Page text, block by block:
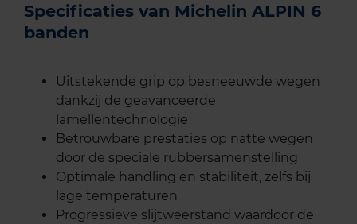
Specificaties van Michelin ALPIN 6
banden
Uitstekende grip op besneeuwde wegen
dankzij de geavanceerde
lamellentechnologie
Betrouwbare prestaties op natte wegen
door de speciale rubbersamenstelling
Optimale handling en stabiliteit, zelfs bij
lage temperaturen
Progressieve slijtweerstand waardoor de